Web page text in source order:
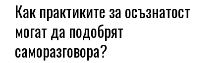
Как практиките за осъзнатост
могат да подобрят
саморазговора?